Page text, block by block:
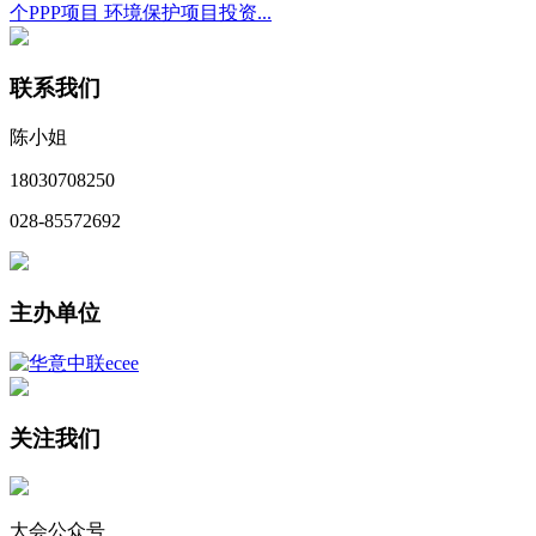
个PPP项目 环境保护项目投资...
联系我们
陈小姐
18030708250
028-85572692
主办单位
关注我们
大会公众号